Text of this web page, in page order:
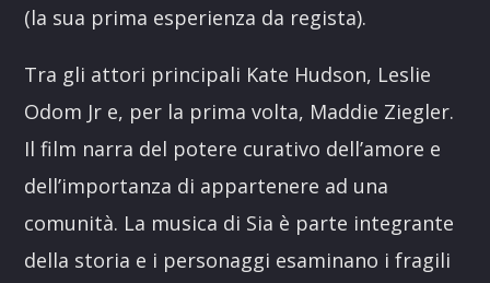
(la sua prima esperienza da regista).
Tra gli attori principali Kate Hudson, Leslie
Odom Jr e, per la prima volta, Maddie Ziegler.
Il film narra del potere curativo dell’amore e
dell’importanza di appartenere ad una
comunità. La musica di Sia è parte integrante
della storia e i personaggi esaminano i fragili